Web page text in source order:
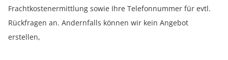
Frachtkostenermittlung sowie Ihre Telefonnummer für evtl.
Rückfragen an. Andernfalls können wir kein Angebot
erstellen,